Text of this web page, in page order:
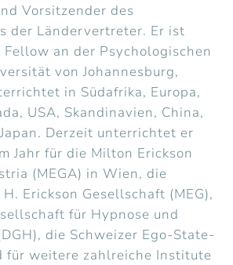
Vorsitzender des
der Ländervertreter. Er ist
Fellow an der Psychologischen
von Johannesburg,
in Südafrika, Europa,
USA, Skandinavien, China,
Derzeit unterrichtet er
Jahr für die Milton Erickson
(MEGA) in Wien, die
Erickson Gesellschaft (MEG),
für Hypnose und
die Schweizer Ego-State-
für weitere zahlreiche Institute